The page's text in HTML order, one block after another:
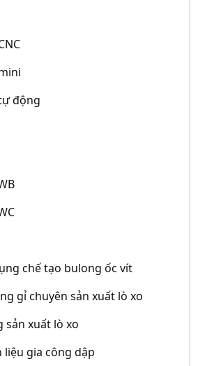
động
chế tạo bulong ốc vít
gỉ chuyên sản xuất lò xo
sản xuất lò xo
liệu gia công dập